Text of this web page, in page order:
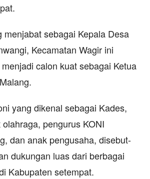
menjabat sebagai Kepala Desa
Kecamatan Wagir ini
calon kuat sebagai Ketua
yang dikenal sebagai Kades,
pengurus KONI
dan anak pengusaha, disebut-
dukungan luas dari berbagai
Kabupaten setempat.